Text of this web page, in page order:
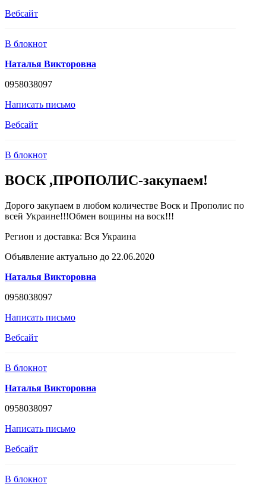
Вебсайт
В блокнот
Наталья Викторовна
0958038097
Написать письмо
Вебсайт
В блокнот
ВОСК ,ПРОПОЛИС-закупаем!
Дорого закупаем в любом количестве Воск и Прополис по
всей Украине!!!Обмен вощины на воск!!!
Регион и доставка: Вся Украина
Объявление актуально до 22.06.2020
Наталья Викторовна
0958038097
Написать письмо
Вебсайт
В блокнот
Наталья Викторовна
0958038097
Написать письмо
Вебсайт
В блокнот